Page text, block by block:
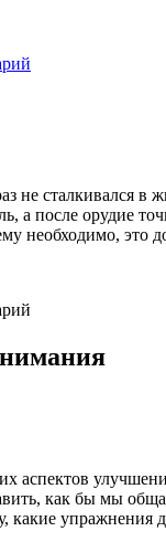
не
а после орудие
необходимо, это
аспектов
как бы мы
упражнения